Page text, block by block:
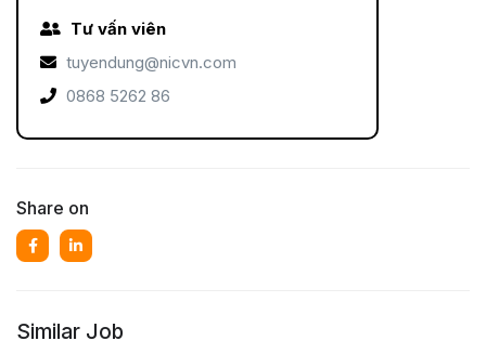
Tư vấn viên
tuyendung@nicvn.com
0868 5262 86
Share on
Similar Job